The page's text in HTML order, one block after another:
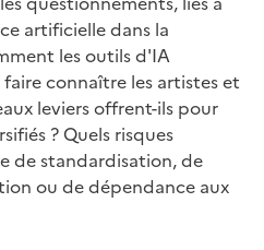
artificielle dans la
les outils d'IA
connaître les artistes et
leviers offrent-ils pour
? Quels risques
de standardisation, de
ou de dépendance aux